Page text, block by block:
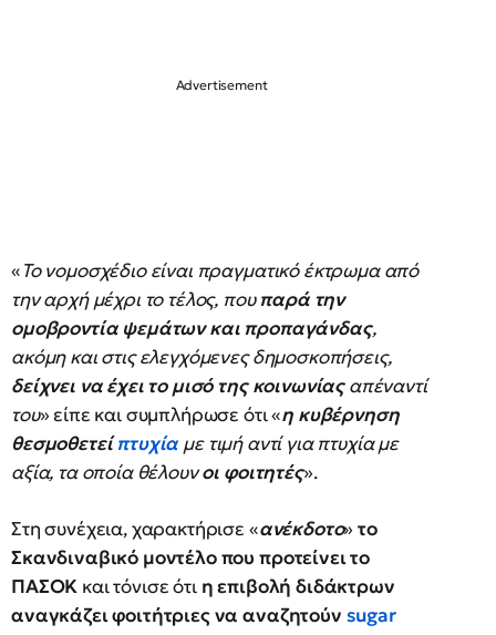
«Το νομοσχέδιο είναι πραγματικό έκτρωμα από
την αρχή μέχρι το τέλος, πουπαρά την
ομοβροντία ψεμάτων και προπαγάνδας,
ακόμη και στις ελεγχόμενες δημοσκοπήσεις,
δείχνει να έχει το μισό της κοινωνίαςαπέναντί
του» είπε και συμπλήρωσε ότι «η κυβέρνηση
θεσμοθετείπτυχία με τιμή αντί για πτυχία με
αξία, τα οποία θέλουνοι φοιτητές».
Στη συνέχεια, χαρακτήρισε «ανέκδοτο» το
Σκανδιναβικό μοντέλο που προτείνει το
ΠΑΣΟΚ και τόνισε ότι η επιβολή διδάκτρων
αναγκάζει φοιτήτριες να αναζητούν sugar